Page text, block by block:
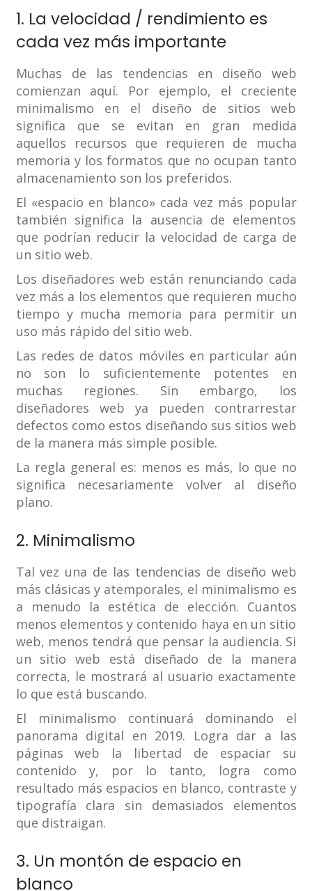
1. La velocidad / rendimiento es
cada vez más importante
Muchas de las tendencias en diseño web
comienzan aquí. Por ejemplo, el creciente
minimalismo en el diseño de sitios web
significa que se evitan en gran medida
aquellos recursos que requieren de mucha
memoria y los formatos que no ocupan tanto
almacenamiento son los preferidos.
El «espacio en blanco» cada vez más popular
también significa la ausencia de elementos
que podrían reducir la velocidad de carga de
un sitio web.
Los diseñadores web están renunciando cada
vez más a los elementos que requieren mucho
tiempo y mucha memoria para permitir un
uso más rápido del sitio web.
Las redes de datos móviles en particular aún
no son lo suficientemente potentes en
muchas regiones. Sin embargo, los
diseñadores web ya pueden contrarrestar
defectos como estos diseñando sus sitios web
de la manera más simple posible.
La regla general es: menos es más, lo que no
significa necesariamente volver al diseño
plano.
2. Minimalismo
Tal vez una de las tendencias de diseño web
más clásicas y atemporales, el minimalismo es
a menudo la estética de elección. Cuantos
menos elementos y contenido haya en un sitio
web, menos tendrá que pensar la audiencia. Si
un sitio web está diseñado de la manera
correcta, le mostrará al usuario exactamente
lo que está buscando.
El minimalismo continuará dominando el
panorama digital en 2019. Logra dar a las
páginas web la libertad de espaciar su
contenido y, por lo tanto, logra como
resultado más espacios en blanco, contraste y
tipografía clara sin demasiados elementos
que distraigan.
3. Un montón de espacio en
blanco